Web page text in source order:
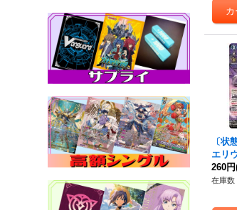
〔状
エリ
{DZ-
クス
260円
在庫数